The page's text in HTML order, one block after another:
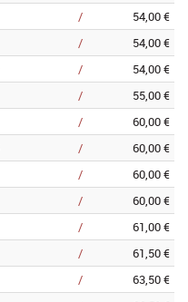
/
54,00 €
/
54,00 €
/
54,00 €
/
55,00 €
/
60,00 €
/
60,00 €
/
60,00 €
/
60,00 €
/
61,00 €
/
61,50 €
/
63,50 €